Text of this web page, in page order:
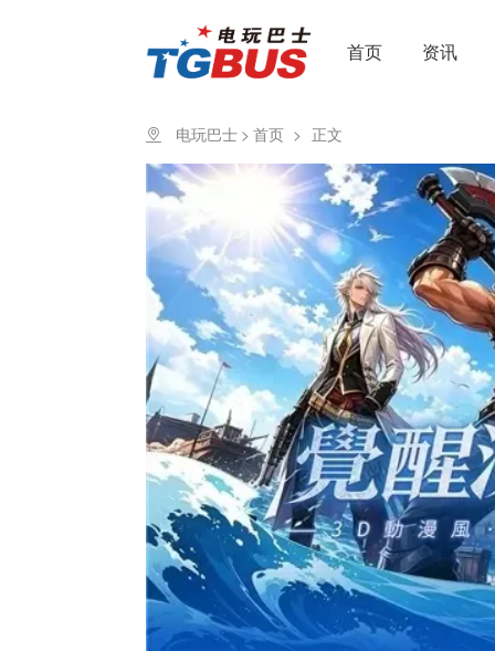
首页 资讯
电玩巴士 > 首页 > 正文